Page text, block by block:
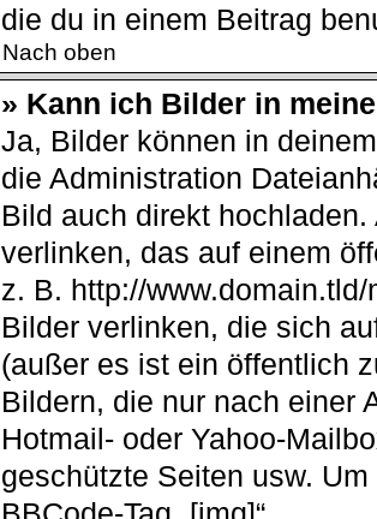
die du in einem Beitrag
Nach oben
» Kann ich Bilder in
Ja, Bilder können in
die Administration
Bild auch direkt
verlinken, das auf einem
z. B. http://
Bilder verlinken, die sich
(außer es ist ein öffentlich
Bildern, die nur nach einer
Hotmail- oder Yahoo-
geschützte Seiten usw.